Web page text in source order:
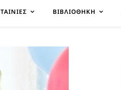
ΤΑΙΝΊΕΣ ΒΙΒΛΙΟΘΉΚΗ